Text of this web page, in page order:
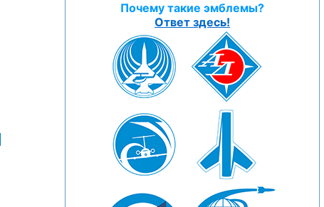
Почему такие эмблемы?
Ответ здесь!